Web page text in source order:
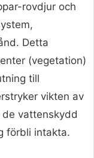
rovdjur och
Detta
(vegetation)
till
vikten av
vattenskydd
förbli intakta.